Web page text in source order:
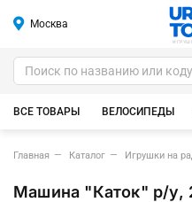
Москва
ВСЕ ТОВАРЫ ВЕЛОСИПЕДЫ
Главная Каталог Игрушки на
Машина "Каток" р/у,